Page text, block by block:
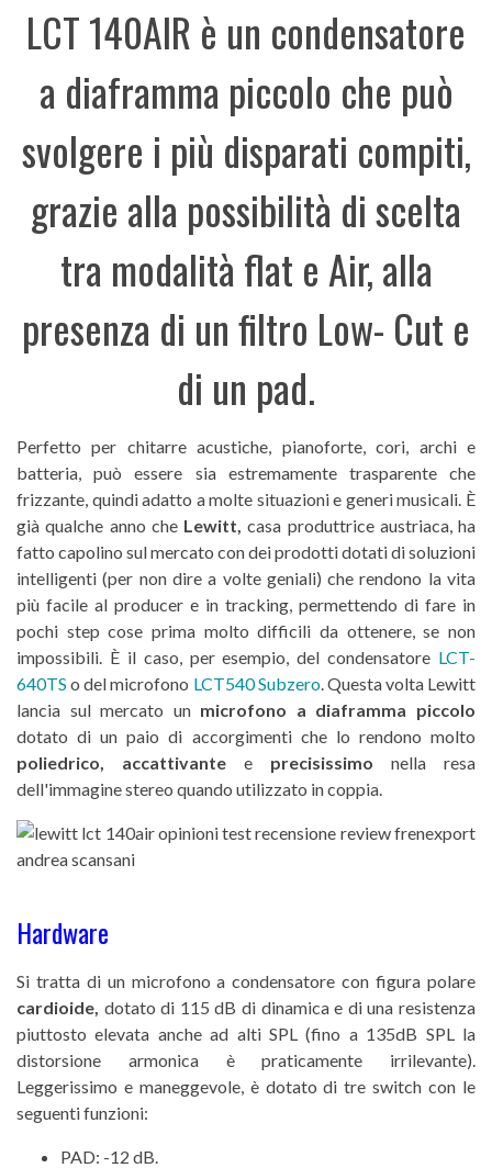
LCT 140AIR è un condensatore
a diaframma piccolo che può
svolgere i più disparati compiti,
grazie alla possibilità di scelta
tra modalità flat e Air, alla
presenza di un filtro Low- Cut e
di un pad.
Perfetto per chitarre acustiche, pianoforte, cori, archi e
batteria, può essere sia estremamente trasparente che
frizzante, quindi adatto a molte situazioni e generi musicali. È
già qualche anno che Lewitt, casa produttrice austriaca, ha
fatto capolino sul mercato con dei prodotti dotati di soluzioni
intelligenti (per non dire a volte geniali) che rendono la vita
più facile al producer e in tracking, permettendo di fare in
pochi step cose prima molto difficili da ottenere, se non
impossibili. È il caso, per esempio, del condensatore LCT-
640TS o del microfono LCT540 Subzero. Questa volta Lewitt
lancia sul mercato un microfono a diaframma piccolo
dotato di un paio di accorgimenti che lo rendono molto
poliedrico, accattivante e precisissimo nella resa
dell'immagine stereo quando utilizzato in coppia.
Hardware
Si tratta di un microfono a condensatore con figura polare
cardioide, dotato di 115 dB di dinamica e di una resistenza
piuttosto elevata anche ad alti SPL (fino a 135dB SPL la
distorsione armonica è praticamente irrilevante).
Leggerissimo e maneggevole, è dotato di tre switch con le
seguenti funzioni:
PAD: -12 dB.